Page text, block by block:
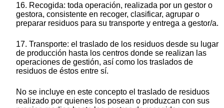
16. Recogida: toda operación, realizada por un gestor o
gestora, consistente en recoger, clasificar, agrupar o
preparar residuos para su transporte y entrega a gestor/a.
17. Transporte: el traslado de los residuos desde su lugar
de producción hasta los centros donde se realizan las
operaciones de gestión, así como los traslados de
residuos de éstos entre sí.
No se incluye en este concepto el traslado de residuos
realizado por quienes los posean o produzcan con sus